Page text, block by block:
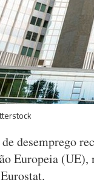
desemprego
Europeia (UE),